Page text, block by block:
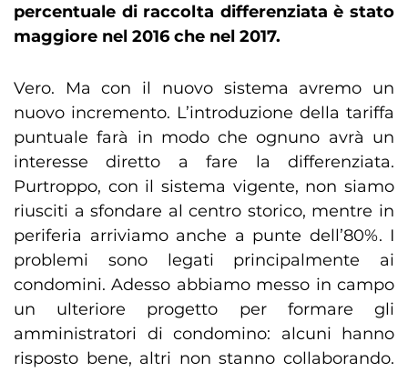
percentuale di raccolta differenziata è stato
maggiore nel 2016 che nel 2017.
Vero. Ma con il nuovo sistema avremo un
nuovo incremento. L’introduzione della tariffa
puntuale farà in modo che ognuno avrà un
interesse diretto a fare la differenziata.
Purtroppo, con il sistema vigente, non siamo
riusciti a sfondare al centro storico, mentre in
periferia arriviamo anche a punte dell’80%. I
problemi sono legati principalmente ai
condomini. Adesso abbiamo messo in campo
un ulteriore progetto per formare gli
amministratori di condomino: alcuni hanno
risposto bene, altri non stanno collaborando.